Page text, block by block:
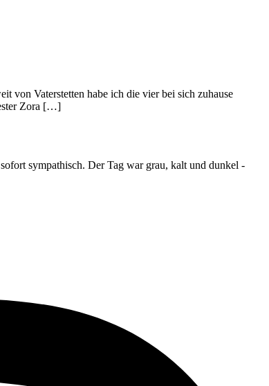
von Vaterstetten habe ich die vier bei sich zuhause
Zora […]
sympathisch. Der Tag war grau, kalt und dunkel -